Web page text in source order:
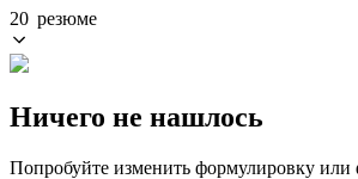
20 резюме
Ничего не нашлось
Попробуйте изменить формулировку или